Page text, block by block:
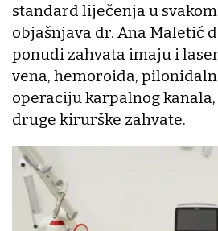
standard liječenja u
objašnjava dr. Ana Maletić
ponudi zahvata imaju i
vena, hemoroida,
operaciju karpalnog
druge kirurške zahvate.